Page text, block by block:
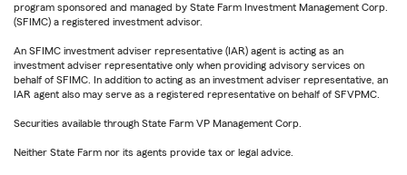
program sponsored and managed by State Farm Investment Management Corp.
(SFIMC) a registered investment advisor.
An SFIMC investment adviser representative (IAR) agent is acting as an
investment adviser representative only when providing advisory services on
behalf of SFIMC. In addition to acting as an investment adviser representative, an
IAR agent also may serve as a registered representative on behalf of SFVPMC.
Securities available through State Farm VP Management Corp.
Neither State Farm nor its agents provide tax or legal advice.